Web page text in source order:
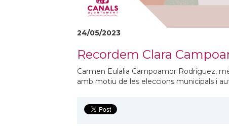
24/05/2023
Recordem Clara
Carmen Eulalia Campoamor Rodríguez,
amb motiu de les eleccions municipals i